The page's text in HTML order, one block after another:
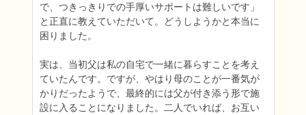
で、つきっきりでの手厚いサポートは難しいです」
と正直に教えていただいて。どうしようかと本当に
困りました。
実は、当初父は私の自宅で一緒に暮らすことを考え
ていたんです。ですが、やはり母のことが一番気が
かりだったようで、最終的には父が付き添う形で施
設に入ることになりました。二人でいれば、お互い